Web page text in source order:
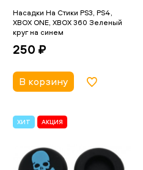
Насадки На Стики PS3, PS4,
XBOX ONE, XBOX 360 Зеленый
круг на синем
250 ₽
В корзину
ХИТ АКЦИЯ